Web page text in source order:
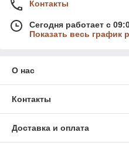
Контакты
Сегодня работает с
Показать весь график
О нас
Контакты
Доставка и оплата